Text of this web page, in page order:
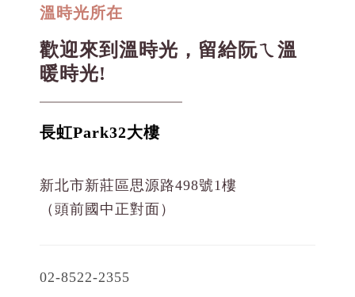
溫時光所在
歡迎來到溫時光，留給阮ㄟ溫
暖時光!
長虹Park32大樓
新北市新莊區思源路498號1樓
（頭前國中正對面）
02-8522-2355